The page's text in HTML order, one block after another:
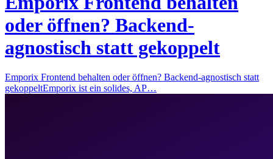
oder öffnen? Backend-
agnostisch statt gekoppelt
Emporix Frontend behalten oder öffnen? Backend-agnostisch statt
gekoppeltEmporix ist ein solides, AP…